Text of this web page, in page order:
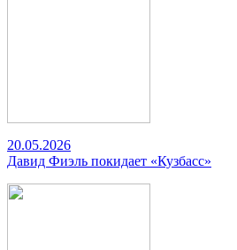
20.05.2026
Давид Фиэль покидает «Кузбасс»